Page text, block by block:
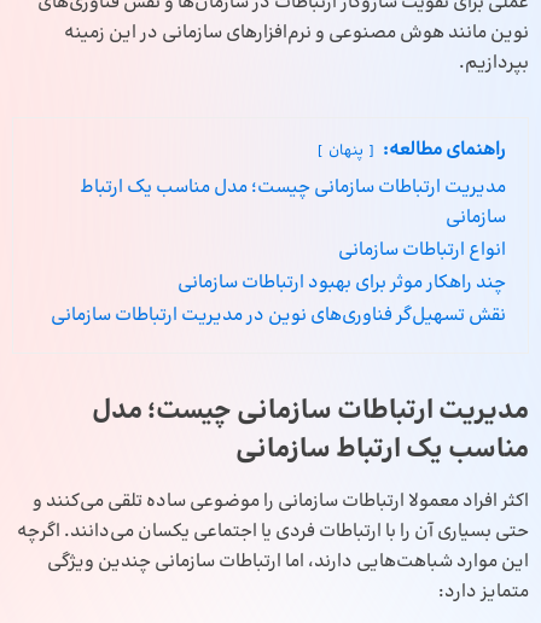
نوین مانند هوش مصنوعی و نرم‌افزارهای سازمانی در این زمینه
بپردازیم.
راهنمای مطالعه: پنهان
مدیریت ارتباطات سازمانی چیست؛ مدل مناسب یک ارتباط
سازمانی
انواع ارتباطات سازمانی
چند راهکار موثر برای بهبود ارتباطات سازمانی
نقش تسهیل‌گر فناوری‌های نوین در مدیریت ارتباطات سازمانی
مدیریت ارتباطات سازمانی چیست؛ مدل
مناسب یک ارتباط سازمانی
اکثر افراد معمولا ارتباطات سازمانی را موضوعی ساده تلقی می‌کنند و
حتی بسیاری آن را با ارتباطات فردی یا اجتماعی یکسان می‌دانند. اگرچه
این موارد شباهت‌هایی دارند، اما ارتباطات سازمانی چندین ویژگی
متمایز دارد: